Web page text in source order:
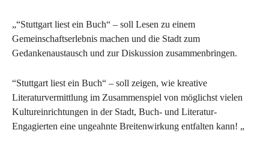
„“Stuttgart liest ein Buch“ – soll Lesen zu einem
Gemeinschaftserlebnis machen und die Stadt zum
Gedankenaustausch und zur Diskussion zusammenbringen.
“Stuttgart liest ein Buch“ – soll zeigen, wie kreative
Literaturvermittlung im Zusammenspiel von möglichst vielen
Kultureinrichtungen in der Stadt, Buch- und Literatur-
Engagierten eine ungeahnte Breitenwirkung entfalten kann! „